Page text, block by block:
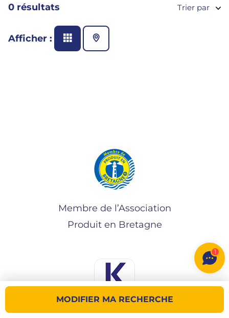
MODIFIER MA RECHERCHE
0 résultats Trier par
Afficher :
Membre de l’Association
Produit en Bretagne
1